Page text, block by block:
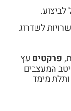
לביצוע.
לשדרוג
פרקטים עץ
המעצבים
מימד